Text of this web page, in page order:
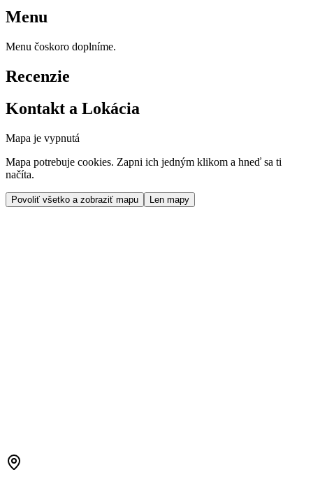
Menu
Menu čoskoro doplníme.
Recenzie
Kontakt a Lokácia
Mapa je vypnutá
Mapa potrebuje cookies. Zapni ich jedným klikom a hneď sa ti
načíta.
Povoliť všetko a zobraziť mapu Len mapy